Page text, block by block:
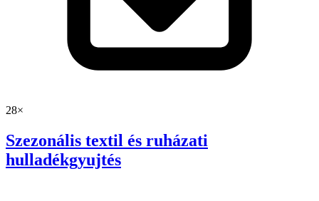
28×
Szezonális textil és ruházati
hulladékgyujtés